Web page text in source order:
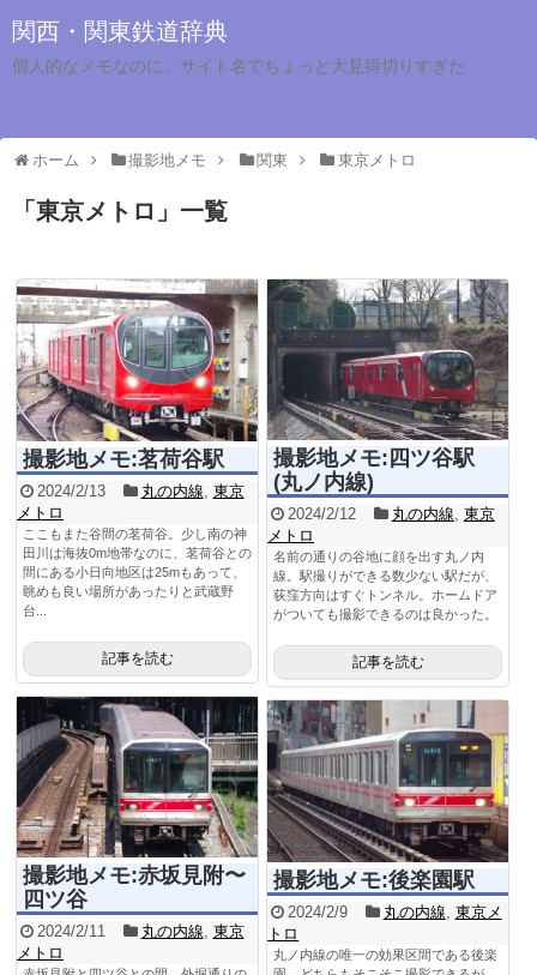
関西・関東鉄道辞典
個人的なメモなのに、サイト名でちょっと大見得切りすぎた
ホーム 撮影地メモ 関東 東京メトロ
「 東京メトロ 」 一覧
撮影地メモ:茗荷谷駅
2024/2/13 丸の内線 東京
メトロ
ここもまた谷間の茗荷谷。少し南の神
田川は海抜0m地帯なのに、茗荷谷との
間にある小日向地区は25mもあって、
眺めも良い場所があったりと武蔵野
台...
記事を読む
撮影地メモ:四ツ谷駅
(丸ノ内線)
2024/2/12 丸の内線, 東京
メトロ
名前の通りの谷地に顔を出す丸ノ内
線。駅撮りができる数少ない駅だが、
荻窪方向はすぐトンネル。ホームドア
がついても撮影できるのは良かった。
記事を読む
撮影地メモ:赤坂見附〜
四ツ谷
2024/2/11 丸の内線 東京
メトロ
撮影地メモ:後楽園駅
2024/2/9 丸の内線 東京メ
トロ
丸ノ内線の唯一の効果区間である後楽